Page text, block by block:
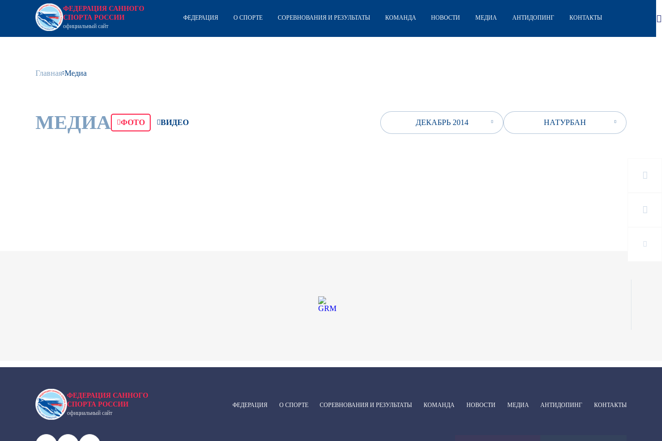
ФЕДЕРАЦИЯ САННОГО
СПОРТА РОССИИ
официальный сайт
ФЕДЕРАЦИЯ О СПОРТЕ СОРЕВНОВАНИЯ И РЕЗУЛЬТАТЫ КОМАНДА НОВОСТИ МЕДИА АНТИДОПИНГ КОНТАКТЫ
Главная Медиа
МЕДИА ФОТО ВИДЕО ДЕКАБРЬ 2014 НАТУРБАН
ФЕДЕРАЦИЯ САННОГО
СПОРТА РОССИИ
официальный сайт
ФЕДЕРАЦИЯ О СПОРТЕ СОРЕВНОВАНИЯ И РЕЗУЛЬТАТЫ КОМАНДА НОВОСТИ МЕДИА АНТИДОПИНГ КОНТАКТЫ